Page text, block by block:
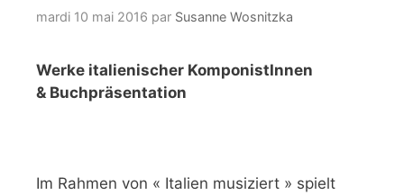
mardi 10 mai 2016 par Susanne Wosnitzka
Werke italienischer KomponistInnen
& Buchpräsentation
Im Rahmen von « Italien musiziert » spielt